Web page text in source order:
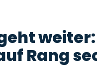
weiter:
Rang